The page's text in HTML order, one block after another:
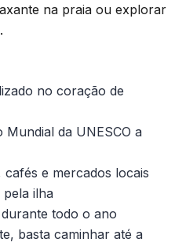
na praia ou explorar
no coração de
da UNESCO a
cafés e mercados locais
pela ilha
todo o ano
basta caminhar até a